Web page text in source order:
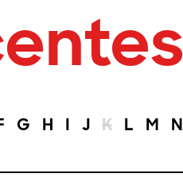
G H I J K L M N